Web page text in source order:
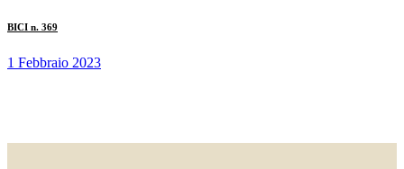
BICI n. 369
1 Febbraio 2023